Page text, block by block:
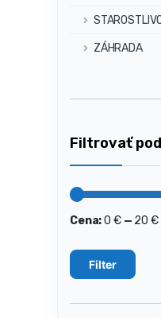
ZÁHRADA
Filtrovať
Minimálna
Maximálna
Filter
Cena:0 €— 20 €